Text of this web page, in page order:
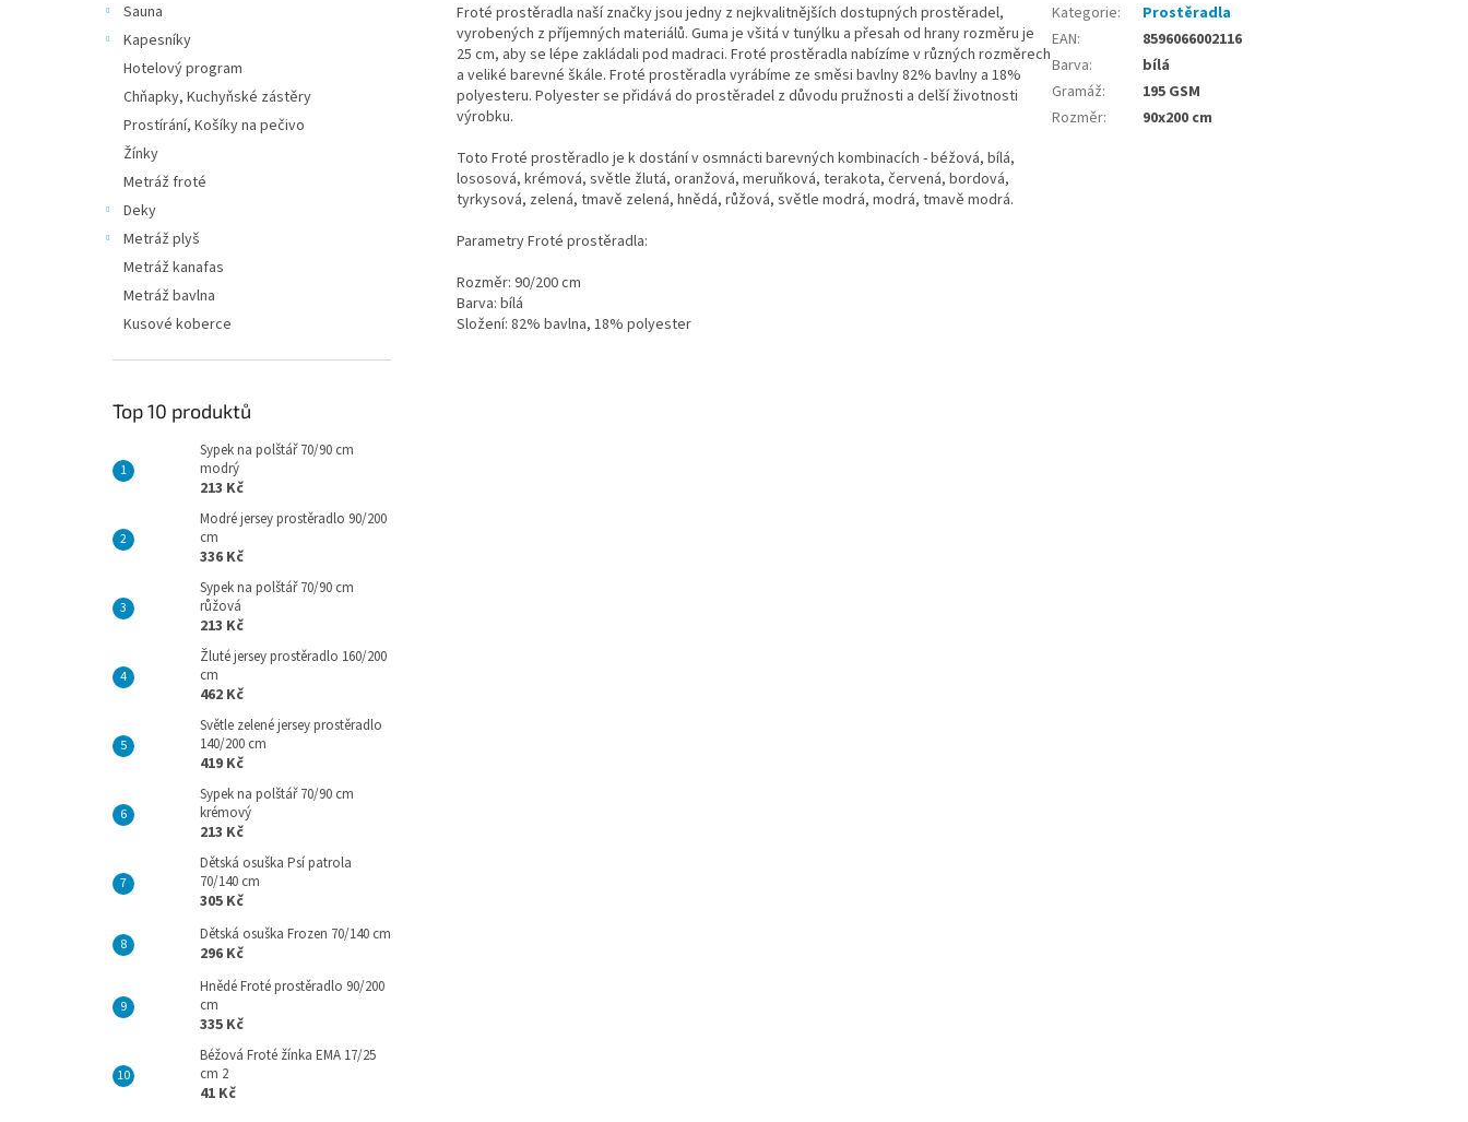
Sauna
Kapesníky
Hotelový program
Chňapky, Kuchyňské zástěry
Prostírání, Košíky na pečivo
Žínky
Metráž froté
Deky
Metráž plyš
Metráž kanafas
Metráž bavlna
Kusové koberce
Top 10 produktů
Sypek na polštář 70/90 cm
modrý
213 Kč
Modré jersey prostěradlo 90/200
cm
336 Kč
Sypek na polštář 70/90 cm
růžová
213 Kč
Žluté jersey prostěradlo 160/200
cm
462 Kč
Světle zelené jersey prostěradlo
140/200 cm
419 Kč
Sypek na polštář 70/90 cm
krémový
213 Kč
Dětská osuška Psí patrola
70/140 cm
305 Kč
Dětská osuška Frozen 70/140 cm
296 Kč
Hnědé Froté prostěradlo 90/200
cm
335 Kč
Béžová Froté žínka EMA 17/25
cm 2
41 Kč
Froté prostěradla naší značky jsou jedny z nejkvalitnějších dostupných prostěradel,
vyrobených z příjemných materiálů. Guma je všitá v tunýlku a přesah od hrany rozměru je
25 cm, aby se lépe zakládali pod madraci. Froté prostěradla nabízíme v různých rozměrech
a veliké barevné škále. Froté prostěradla vyrábíme ze směsi bavlny 82% bavlny a 18%
polyesteru. Polyester se přidává do prostěradel z důvodu pružnosti a delší životnosti
výrobku.
Toto Froté prostěradlo je k dostání v osmnácti barevných kombinacích - béžová, bílá,
lososová, krémová, světle žlutá, oranžová, meruňková, terakota, červená, bordová,
tyrkysová, zelená, tmavě zelená, hnědá, růžová, světle modrá, modrá, tmavě modrá.
Parametry Froté prostěradla:
Rozměr: 90/200 cm
Barva: bílá
Složení: 82% bavlna, 18% polyester
Kategorie:
Prostěradla
EAN:
8596066002116
Barva:
bílá
Gramáž:
195 GSM
Rozměr: 90x200 cm